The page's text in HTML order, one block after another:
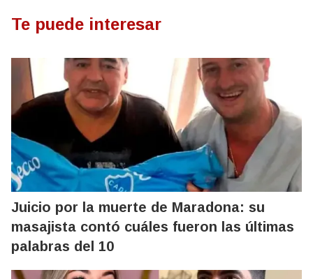
Te puede interesar
Juicio por la muerte de Maradona: su
masajista contó cuáles fueron las últimas
palabras del 10